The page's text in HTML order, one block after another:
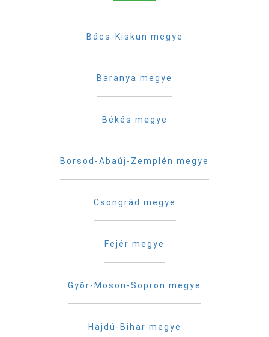
Bács-Kiskun megye
Baranya megye
Békés megye
Borsod-Abaúj-Zemplén megye
Csongrád megye
Fejér megye
Gyõr-Moson-Sopron megye
Hajdú-Bihar megye